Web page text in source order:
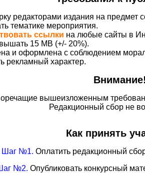
редакторами издания на предмет
тематике мероприятия.
ссылки на любые сайты в
15 MB (+/- 20%).
и оформлена с соблюдением
рекламный характер.
Внимание!
вышеизложенным
Редакционный сбор не
Как принять
Шаг №1. Оплатить редакционный
№2. Опубликовать конкурсный